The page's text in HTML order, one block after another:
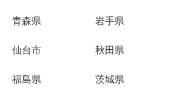
青森県 岩手県
仙台市 秋田県
福島県 茨城県